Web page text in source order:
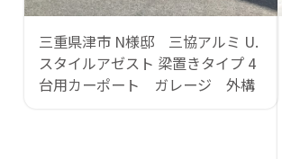
三重県津市 N様邸 三協アルミ U.
スタイルアゼスト 梁置きタイプ 4
台用カーポート ガレージ 外構